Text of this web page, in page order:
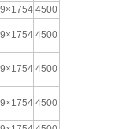
4500
4500
4500
4500